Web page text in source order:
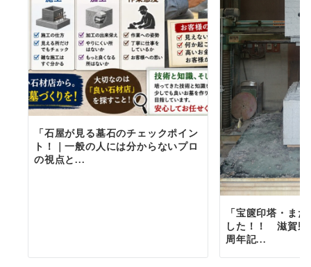
「石屋が見る墓石のチェックポイン
ト！｜一般の人には分からないプロ
の視点と...
「宝篋印塔・ま
した！！ 滋賀県
周年記...